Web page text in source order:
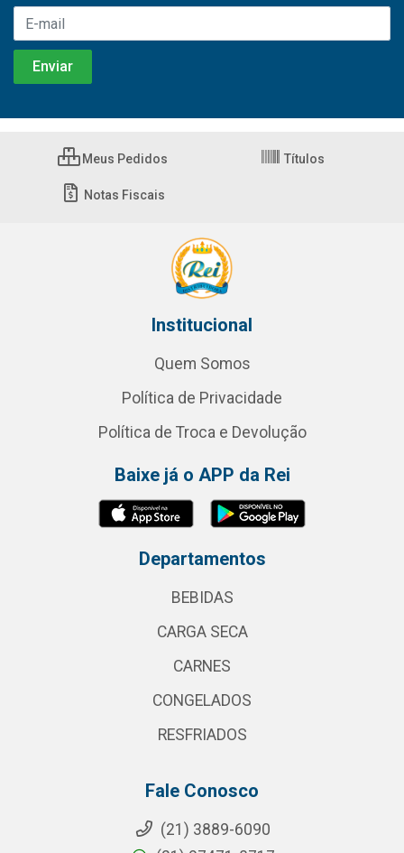
Meus Pedidos Títulos
Notas Fiscais
Institucional
Quem Somos
Política de Privacidade
Política de Troca e Devolução
Baixe já o APP da Rei
Departamentos
BEBIDAS
CARGA SECA
CARNES
CONGELADOS
RESFRIADOS
Fale Conosco
(21) 3889-6090